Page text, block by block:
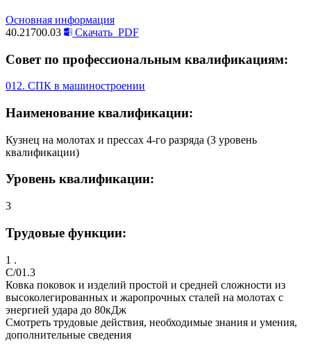
Основная информация
40.21700.03
Скачать PDF
Совет по профессиональным квалификациям:
012. СПК в машиностроении
Наименование квалификации:
Кузнец на молотах и прессах 4-го разряда (3 уровень
квалификации)
Уровень квалификации:
3
Трудовые функции:
1 .
C/01.3
Ковка поковок и изделий простой и средней сложности из
высоколегированных и жаропрочных сталей на молотах с
энергией удара до 80кДж
Смотреть трудовые действия, необходимые знания и умения,
дополнительные сведения